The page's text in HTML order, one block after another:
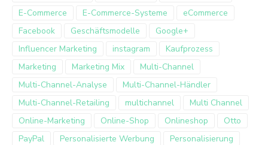
E-Commerce
E-Commerce-Systeme
eCommerce
Facebook
Geschäftsmodelle
Google+
Influencer Marketing
instagram
Kaufprozess
Marketing
Marketing Mix
Multi-Channel
Multi-Channel-Analyse
Multi-Channel-Händler
Multi-Channel-Retailing
multichannel
Multi Channel
Online-Marketing
Online-Shop Onlineshop
Otto
PayPal
Personalisierte Werbung
Personalisierung